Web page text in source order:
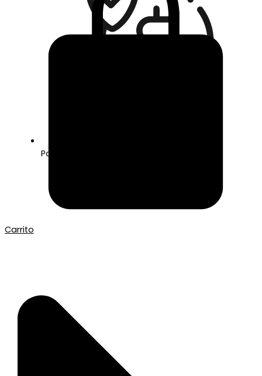
Carrito
Pago seguro con Tarjeta o Bizum